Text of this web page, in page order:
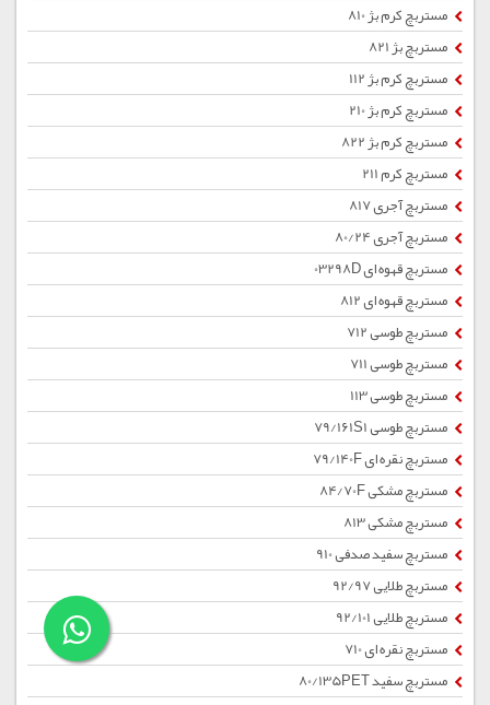
مستربچ کرم بژ 810
مستربچ بژ 821
مستربچ کرم بژ 112
مستربچ کرم بژ 210
مستربچ کرم بژ 822
مستربچ کرم 211
مستربچ آجری 817
مستربچ آجری 80/24
مستربچ قهوه ای 03298D
مستربچ قهوه ای 812
مستربچ طوسی 712
مستربچ طوسی 711
مستربچ طوسی 113
مستربچ طوسی 79/161S1
مستربچ نقره ای 79/140F
مستربچ مشکی 84/70F
مستربچ مشکی 813
مستربچ سفید صدفی 910
مستربچ طلایی 92/97
مستربچ طلایی 92/101
مستربچ نقره ای 710
مستربچ سفید 80/135PET